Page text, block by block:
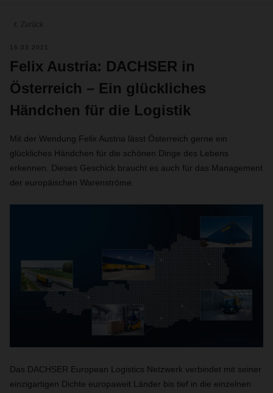
Zurück
16.03.2021
Felix Austria: DACHSER in
Österreich – Ein glückliches
Händchen für die Logistik
Mit der Wendung Felix Austria lässt Österreich gerne ein
glückliches Händchen für die schönen Dinge des Lebens
erkennen. Dieses Geschick braucht es auch für das Management
der europäischen Warenströme.
Das DACHSER European Logistics Netzwerk verbindet mit seiner
einzigartigen Dichte europaweit Länder bis tief in die einzelnen